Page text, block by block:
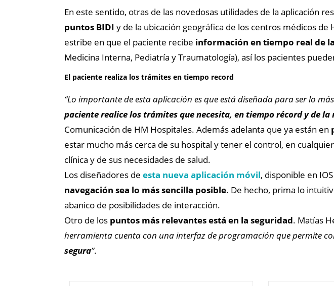
En este sentido, otras de las novedosas utilidades de la aplicación
puntos BIDI y de la ubicación geográfica de los centros médicos
estribe en que el paciente recibe información en tiempo real de
Medicina Interna, Pediatría y Traumatología), así los pacientes
El paciente realiza los trámites en tiempo record
“Lo importante de esta aplicación es que está diseñada para ser lo
paciente realice los trámites que necesita, en tiempo récord y de
Comunicación de HM Hospitales. Además adelanta que ya están en
estar mucho más cerca de su hospital y tener el control, en
clínica y de sus necesidades de salud.
Los diseñadores de esta nueva aplicación móvil, disponible en
navegación sea lo más sencilla posible. De hecho, prima lo
abanico de posibilidades de interacción.
Otro de los puntos más relevantes está en la seguridad. Matías
herramienta cuenta con una interfaz de programación que permite
segura”.